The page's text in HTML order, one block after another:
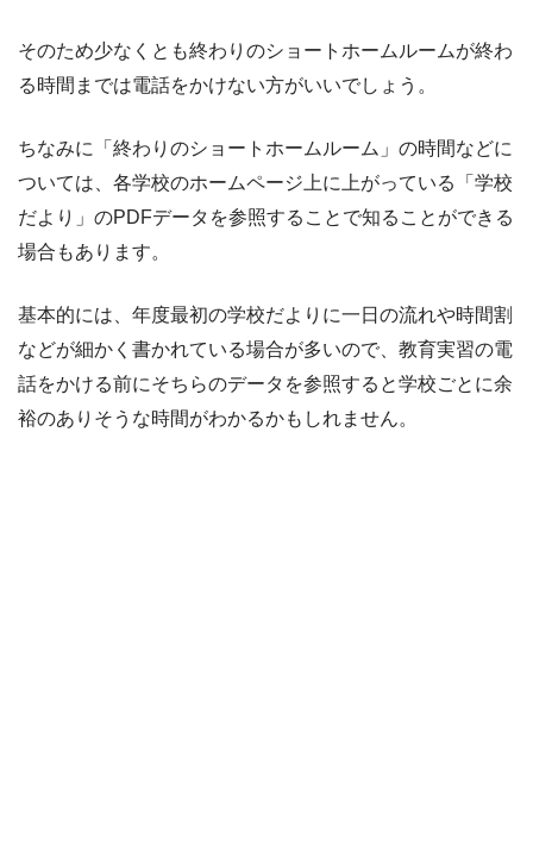
そのため少なくとも終わりのショートホームルームが終わ
る時間までは電話をかけない方がいいでしょう。
ちなみに「終わりのショートホームルーム」の時間などに
ついては、各学校のホームページ上に上がっている「学校
だより」のPDFデータを参照することで知ることができる
場合もあります。
基本的には、年度最初の学校だよりに一日の流れや時間割
などが細かく書かれている場合が多いので、教育実習の電
話をかける前にそちらのデータを参照すると学校ごとに余
裕のありそうな時間がわかるかもしれません。